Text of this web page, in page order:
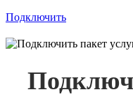
Подключить